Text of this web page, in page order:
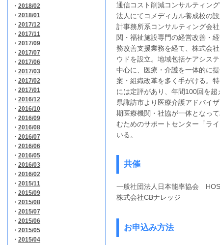
・ 2018/02
・ 2018/01
・ 2017/12
・ 2017/11
・ 2017/09
・ 2017/07
・ 2017/06
・ 2017/03
・ 2017/02
・ 2017/01
・ 2016/12
・ 2016/10
・ 2016/09
・ 2016/08
・ 2016/07
・ 2016/06
・ 2016/05
・ 2016/03
・ 2016/02
・ 2015/11
・ 2015/09
・ 2015/08
・ 2015/07
・ 2015/06
・ 2015/05
・ 2015/04
通信コスト削減コンサルティン
法人にてコメディカル養成校の
計事務所系コンサルティング会
関・福祉施設専門の経営改善・
務改善支援業務を経て、株式会
ウドを設立。地域包括ケアシス
中心に、医療・介護を一体的に
案・組織改革を多く手がける。
には定評があり、年間100回を
県諏訪市より医療介護アドバイ
期医療機関・社協が一体となっ
むためのサポートセンター「ラ
いる。
共催
一般社団法人日本能率協会
株式会社CBナレッジ
お申込み方法